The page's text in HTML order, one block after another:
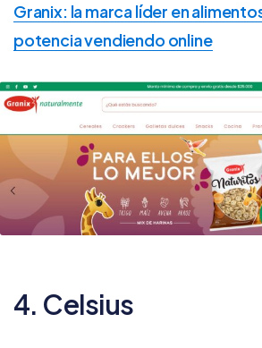
Granix: la marca líder en
potencia vendiendo online
4. Celsius